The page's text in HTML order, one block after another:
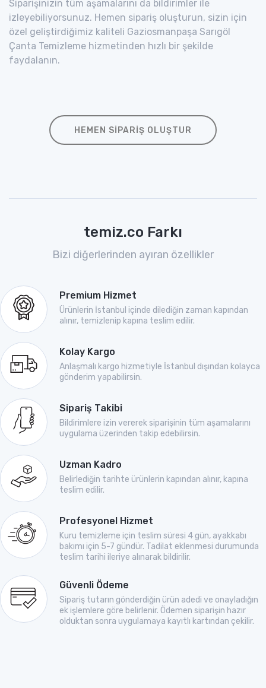
Siparişinizin tüm aşamalarını da bildirimler ile
izleyebiliyorsunuz. Hemen sipariş oluşturun, sizin için
özel geliştirdiğimiz kaliteli Gaziosmanpaşa Sarıgöl
Çanta Temizleme hizmetinden hızlı bir şekilde
faydalanın.
HEMEN SIPARIŞ OLUŞTUR
temiz.co Farkı
Bizi diğerlerinden ayıran özellikler
Premium Hizmet
Ürünlerin İstanbul içinde dilediğin zaman kapından
alınır, temizlenip kapına teslim edilir.
Kolay Kargo
Anlaşmalı kargo hizmetiyle İstanbul dışından kolayca
gönderim yapabilirsin.
Sipariş Takibi
Bildirimlere izin vererek siparişinin tüm aşamalarını
uygulama üzerinden takip edebilirsin.
Uzman Kadro
Belirlediğin tarihte ürünlerin kapından alınır, kapına
teslim edilir.
Profesyonel Hizmet
Kuru temizleme için teslim süresi 4 gün, ayakkabı
bakımı için 5-7 gündür. Tadilat eklenmesi durumunda
teslim tarihi ileriye alınarak bildirilir.
Güvenli Ödeme
Sipariş tutarın gönderdiğin ürün adedi ve onayladığın
ek işlemlere göre belirlenir. Ödemen siparişin hazır
olduktan sonra uygulamaya kayıtlı kartından çekilir.